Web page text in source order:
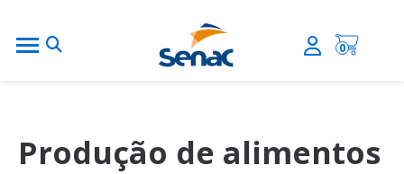
0
Produção de alimentos